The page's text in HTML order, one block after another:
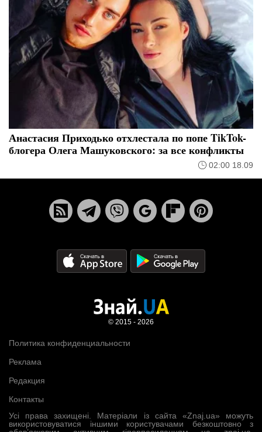
Анастасия Приходько отхлестала по попе TikTok-
блогера Олега Машуковского: за все конфликты
02:00 18.09
Усі права захищені. Матеріали із сайта «Znaj.ua» можуть
використовуватися іншими користувачами безкоштовно з
Политика конфиденциальности
Реклама
Редакция
Контакты
© 2015 - 2026